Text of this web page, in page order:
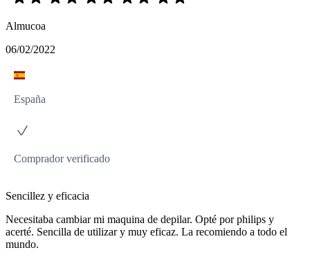
Almucoa
06/02/2022
España
Comprador verificado
Sencillez y eficacia
Necesitaba cambiar mi maquina de depilar. Opté por philips y
acerté. Sencilla de utilizar y muy eficaz. La recomiendo a todo el
mundo.